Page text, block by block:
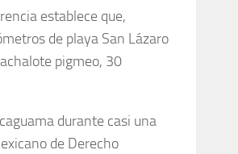
establece que,
de playa San Lázaro
pigmeo, 30
durante casi una
de Derecho